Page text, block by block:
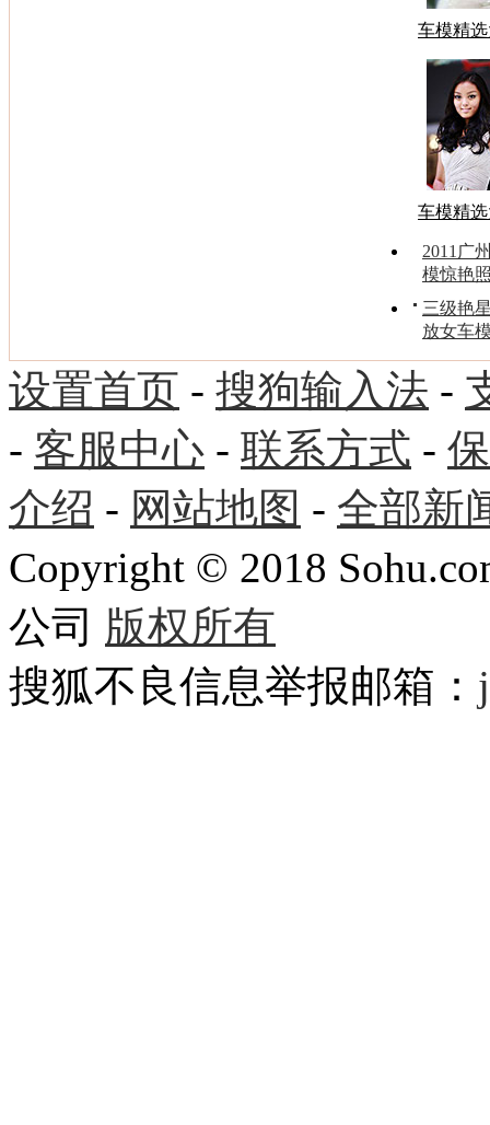
车模精
车模精
2011广
模惊艳
三级艳
放女车
设置首页 - 搜狗输入法 -
- 客服中心 - 联系方式 -
介绍 - 网站地图 - 全部新
Copyright © 2018
公司 版权所有
搜狐不良信息举报邮箱：